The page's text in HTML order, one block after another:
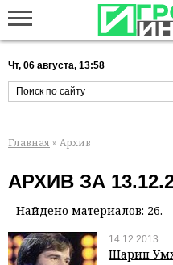
Чт, 06 августа, 13:58
Главная » Архив
АРХИВ ЗА
Найдено материалов: 26.
14.12.2013
Шарип